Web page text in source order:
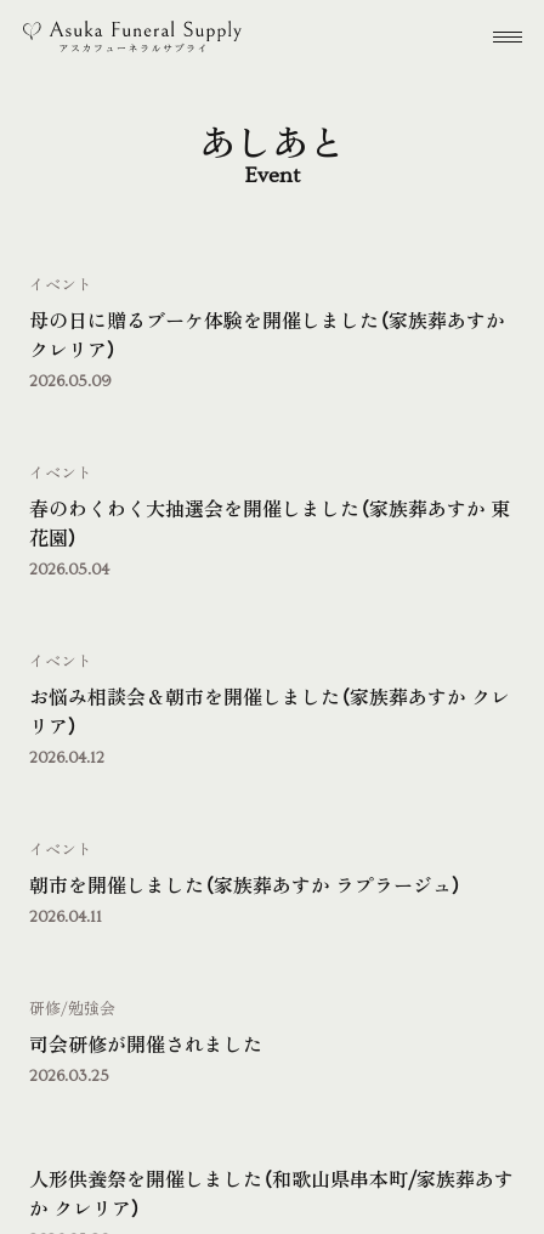
メ
あしあと
Event
母の日に贈るブーケ体験を開催しました（家族葬あすか
クレリア）
イベント
2026.05.09
春のわくわく大抽選会を開催しました（家族葬あすか 東
花園）
イベント
2026.05.04
お悩み相談会＆朝市を開催しました（家族葬あすか クレ
リア）
イベント
2026.04.12
朝市を開催しました（家族葬あすか ラプラージュ）
イベント
2026.04.11
司会研修が開催されました
研修/勉強会
2026.03.25
人形供養祭を開催しました（和歌山県串本町/家族葬あす
か クレリア）